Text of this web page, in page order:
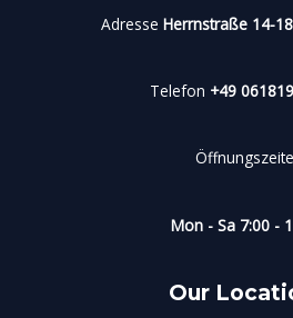
Adresse Herrnstraße 14-
Telefon +49
Mon - Sa 7:00 -
Our